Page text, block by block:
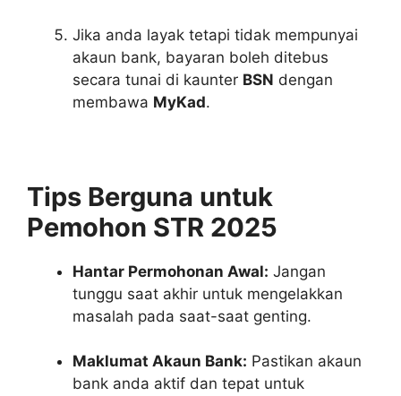
Jika anda layak tetapi tidak mempunyai
akaun bank, bayaran boleh ditebus
secara tunai di kaunter BSN dengan
membawa MyKad.
Tips Berguna untuk
Pemohon STR 2025
Hantar Permohonan Awal: Jangan
tunggu saat akhir untuk mengelakkan
masalah pada saat-saat genting.
Maklumat Akaun Bank: Pastikan akaun
bank anda aktif dan tepat untuk